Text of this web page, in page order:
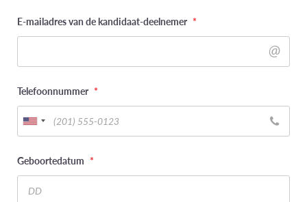
E-mailadres van de kandidaat-deelnemer *
Telefoonnummer *
Geboortedatum *